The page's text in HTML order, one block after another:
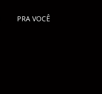
PRA VOCÊ